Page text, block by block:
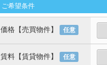
ご希望条件
価格【売買物件】 任意
賃料【賃貸物件】 任意